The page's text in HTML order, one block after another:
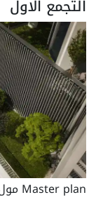
التجمع الاول
Master plan مول سوي القاهرة الجديدة